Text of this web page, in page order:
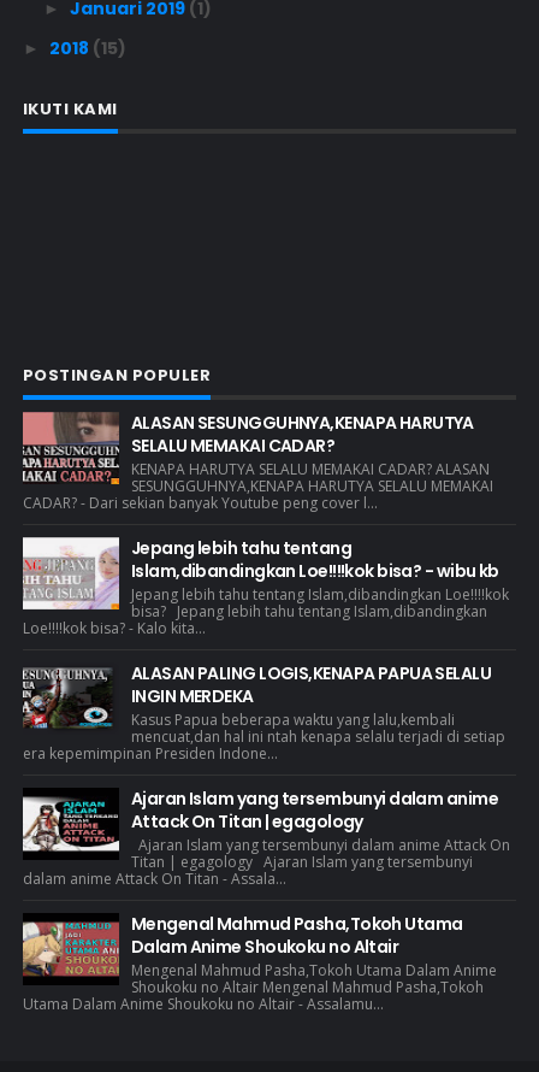
► Januari 2019 (1)
► 2018 (15)
IKUTI KAMI
POSTINGAN POPULER
ALASAN SESUNGGUHNYA,KENAPA HARUTYA
SELALU MEMAKAI CADAR?
KENAPA HARUTYA SELALU MEMAKAI CADAR? ALASAN
SESUNGGUHNYA,KENAPA HARUTYA SELALU MEMAKAI
CADAR? - Dari sekian banyak Youtube peng cover l...
Jepang lebih tahu tentang
Islam,dibandingkan Loe!!!!kok bisa? - wibu kb
Jepang lebih tahu tentang Islam,dibandingkan Loe!!!!kok
bisa? Jepang lebih tahu tentang Islam,dibandingkan
Loe!!!!kok bisa? - Kalo kita...
ALASAN PALING LOGIS,KENAPA PAPUA SELALU
INGIN MERDEKA
Kasus Papua beberapa waktu yang lalu,kembali
mencuat,dan hal ini ntah kenapa selalu terjadi di setiap
era kepemimpinan Presiden Indone...
Ajaran Islam yang tersembunyi dalam anime
Attack On Titan | egagology
Ajaran Islam yang tersembunyi dalam anime Attack On
Titan | egagology Ajaran Islam yang tersembunyi
dalam anime Attack On Titan - Assala...
Mengenal Mahmud Pasha,Tokoh Utama
Dalam Anime Shoukoku no Altair
Mengenal Mahmud Pasha,Tokoh Utama Dalam Anime
Shoukoku no Altair Mengenal Mahmud Pasha,Tokoh
Utama Dalam Anime Shoukoku no Altair - Assalamu...